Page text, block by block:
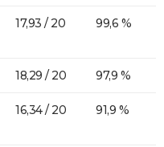
17,93 / 20 99,6 %
18,29 / 20 97,9 %
16,34 / 20 91,9 %